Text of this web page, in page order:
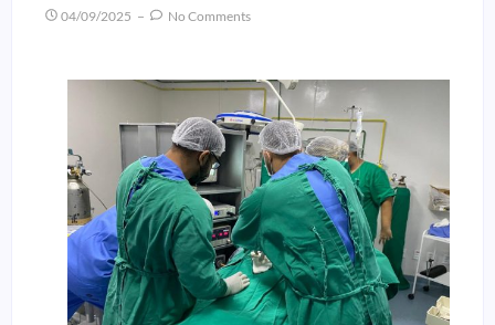
04/09/2025 No Comments